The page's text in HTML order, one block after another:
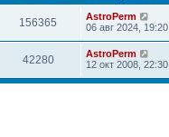
156365
AstroPerm
06 авг 2024, 19:20
42280
AstroPerm
12 окт 2008, 22:30